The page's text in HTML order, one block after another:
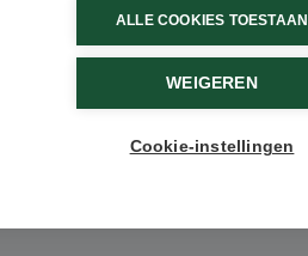
ALLE COOKIES TOESTAAN
WEIGEREN
Cookie-instellingen